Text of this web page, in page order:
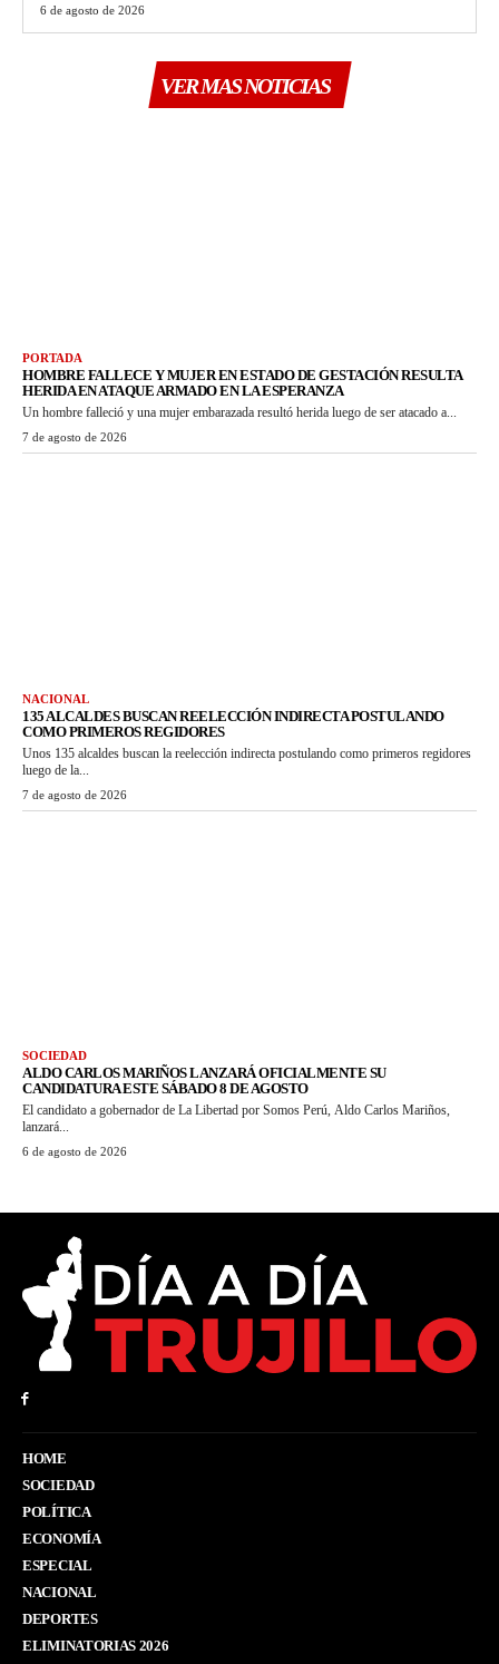
6 de agosto de 2026
VER MAS NOTICIAS
PORTADA
HOMBRE FALLECE Y MUJER EN ESTADO DE GESTACIÓN RESULTA
HERIDA EN ATAQUE ARMADO EN LA ESPERANZA
Un hombre falleció y una mujer embarazada resultó herida luego de ser atacado a...
7 de agosto de 2026
NACIONAL
135 ALCALDES BUSCAN REELECCIÓN INDIRECTA POSTULANDO
COMO PRIMEROS REGIDORES
Unos 135 alcaldes buscan la reelección indirecta postulando como primeros regidores
luego de la...
7 de agosto de 2026
SOCIEDAD
ALDO CARLOS MARIÑOS LANZARÁ OFICIALMENTE SU
CANDIDATURA ESTE SÁBADO 8 DE AGOSTO
El candidato a gobernador de La Libertad por Somos Perú, Aldo Carlos Mariños,
lanzará...
6 de agosto de 2026
HOME
SOCIEDAD
POLÍTICA
ECONOMÍA
ESPECIAL
NACIONAL
DEPORTES
ELIMINATORIAS 2026